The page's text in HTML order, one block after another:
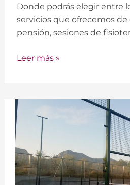
Donde podrás elegir entre
servicios que ofrecemos
pensión, sesiones de
Leer más »